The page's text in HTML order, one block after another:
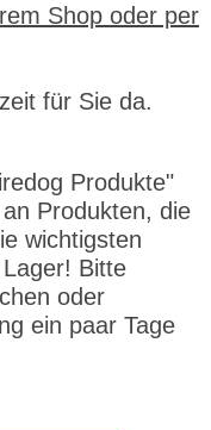
Shop oder per
für Sie da.
Produkte"
Produkten, die
wichtigsten
Bitte
oder
ein paar Tage